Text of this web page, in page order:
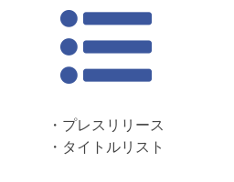
・プレスリリース
・タイトルリスト